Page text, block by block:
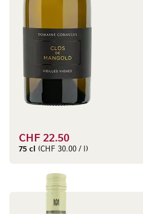
CHF 22.50
75 cl (CHF 30.00 / l)